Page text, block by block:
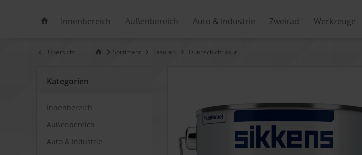
Innenbereich Außenbereich Auto & Industrie Zweirad Werkzeuge
Übersicht Sortiment Lasuren Dünnschichtlasur
Kategorien
Innenbereich
Außenbereich
Auto & Industrie